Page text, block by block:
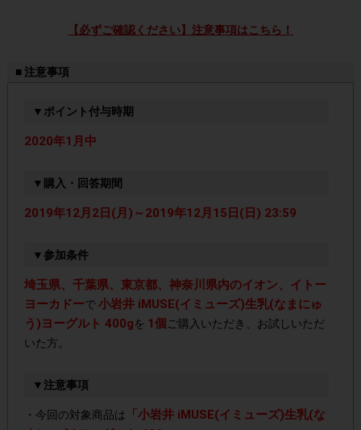
【必ずご確認ください】注意事項はこちら！
■ 注意事項
▼ポイント付与時期
2020年1月中
▼購入・回答期間
2019年12月2日(月)～2019年12月15日(日) 23:59
▼参加条件
埼玉県、千葉県、東京都、神奈川県内のイオン、イトー
ヨーカドーで小岩井 iMUSE(イミューズ)生乳(なまにゅ
う)ヨーグルト 400gを 1個 ご購入いただき、お試しいただ
いた方。
▼注意事項
・今回の対象商品は
「小岩井 iMUSE(イミューズ)生乳(な